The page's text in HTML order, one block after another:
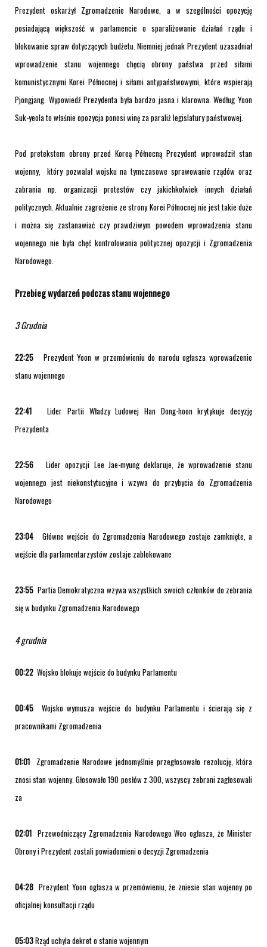
Prezydent oskarżył Zgromadzenie Narodowe, a w szególności opozycję
posiadającą większość w parlamencie o sparaliżowanie działań rządu i
blokowanie spraw dotyczących budżetu. Niemniej jednak Prezydent uzasadniał
wprowadzenie stanu wojennego chęcią obrony państwa przed siłami
komunistycznymi Korei Północnej i siłami antypaństwowymi, które wspierają
Pjongjang. Wypowiedź Prezydenta była bardzo jasna i klarowna. Według Yoon
Suk-yeola to właśnie opozycja ponosi winę za paraliż legislatury państwowej.
Pod pretekstem obrony przed Koreą Północną Prezydent wprowadził stan
wojenny, który pozwalał wojsku na tymczasowe sprawowanie rządów oraz
zabrania np. organizacji protestów czy jakichkolwiek innych działań
politycznych. Aktualnie zagrożenie ze strony Korei Północnej nie jest takie duże
i można się zastanawiać czy prawdziwym powodem wprowadzenia stanu
wojennego nie była chęć kontrolowania politycznej opozycji i Zgromadzenia
Narodowego.
Przebieg wydarzeń podczas stanu wojennego
3 Grudnia
22:25 Prezydent Yoon w przemówieniu do narodu ogłasza wprowadzenie
stanu wojennego
22:41Lider Partii Władzy Ludowej Han Dong-hoon krytykuje decyzję
Prezydenta
22:56 Lider opozycji Lee Jae-myung deklaruje, że wprowadzenie stanu
wojennego jest niekonstytucyjne i wzywa do przybycia do Zgromadzenia
Narodowego
23:04Główne wejście do Zgromadzenia Narodowego zostaje zamknięte, a
wejście dla parlamentarzystów zostaje zablokowane
23:55 Partia Demokratyczna wzywa wszystkich swoich członków do zebrania
się w budynku Zgromadzenia Narodowego
4 grudnia
00:22 Wojsko blokuje wejście do budynku Parlamentu
00:45
Wojsko wymusza wejście do budynku Parlamentu i ścierają się z
pracownikami Zgromadzenia
01:01 Zgromadzenie Narodowe jednomyślnie przegłosowało rezolucję, która
znosi stan wojenny. Głosowało 190 posłów z 300, wszyscy zebrani zagłosowali
za
02:01 Przewodniczący Zgromadzenia Narodowego Woo ogłasza, że Minister
Obrony i Prezydent zostali powiadomieni o decyzji Zgromadzenia
04:28 Prezydent Yoon ogłasza w przemówieniu, że zniesie stan wojenny po
oficjalnej konsultacji rządu
05:03Rząd uchyla dekret o stanie wojennym